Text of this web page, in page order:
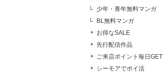
少年・青年無料マンガ
BL無料マンガ
お得なSALE
先行配信作品
ご来店ポイント毎日GET
シーモアでポイ活